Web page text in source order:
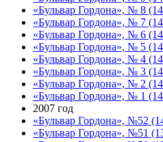
«Бульвар Гордона», № 8
«Бульвар Гордона», № 7
«Бульвар Гордона», № 6
«Бульвар Гордона», № 5
«Бульвар Гордона», № 4
«Бульвар Гордона», № 3
«Бульвар Гордона», № 2
«Бульвар Гордона», № 1
2007 год
«Бульвар Гордона», №52
«Бульвар Гордона», №51